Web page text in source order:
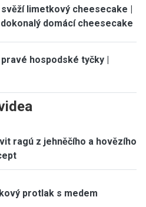
limetkový cheesecake |
domácí cheesecake
hospodské tyčky |
ragú z jehněčího a hovězího
protlak s medem